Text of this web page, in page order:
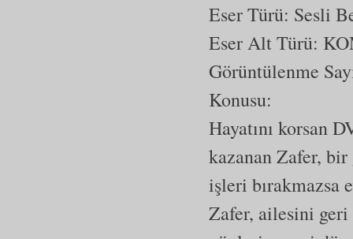
Eser Türü: Sesli
Eser Alt Türü:
Görüntülenme
Konusu:
Hayatını korsan
kazanan Zafer,
işleri bırakmazsa
Zafer, ailesini geri